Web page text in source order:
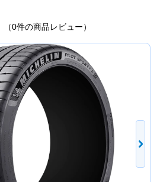
（0件の商品レビュー）